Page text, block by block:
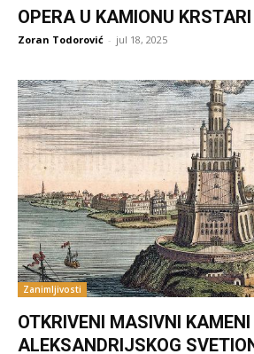
OPERA U KAMIONU
Zoran Todorović - jul 18, 2025
Zanimljivosti
OTKRIVENI MASIVNI KAMENI
ALEKSANDRIJSKOG